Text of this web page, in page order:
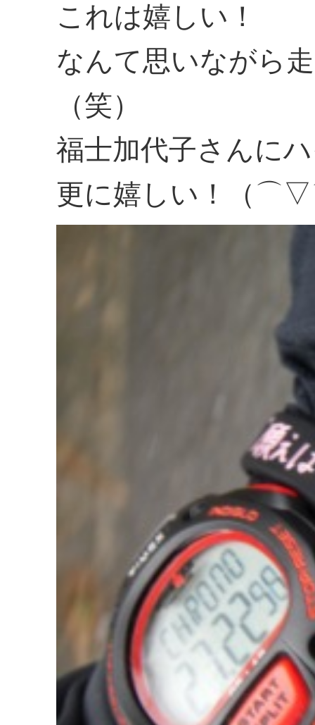
これは嬉しい！
なんて思いながら
（笑）
福士加代子さんに
更に嬉しい！（